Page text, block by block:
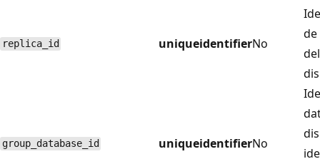
replica_id uniqueidentifierNo
group_database_id uniqueidentifierNo